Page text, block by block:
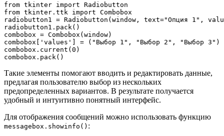
from tkinter import Radiobutton
from tkinter.ttk import Combobox
radiobutton1 = Radiobutton(window, text="Опция 1",
radiobutton1.pack()
combobox = Combobox(window)
combobox['values'] = ("Выбор 1", "Выбор 2", "Выбор 3")
combobox.current(0)
Такие элементы помогают вводить и редактировать данные,
предлагая пользователю выбор из нескольких
предопределенных вариантов. В результате получается
удобный и интуитивно понятный интерфейс.
Для отображения сообщений можно использовать функцию
messagebox.showinfo() :